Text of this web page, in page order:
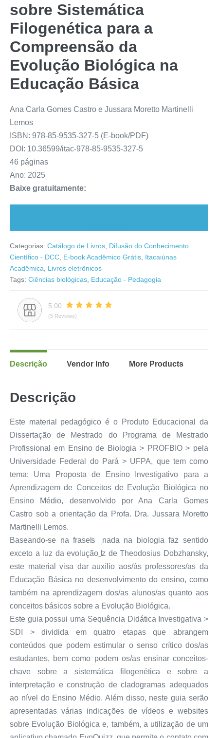
sobre Sistemática
Filogenética para a
Compreensão da
Evolução Biológica na
Educação Básica
Ana Carla Gomes Castro e Jussara Moretto Martinelli
Lemos
ISBN: 978-85-9535-327-5 (E-book/PDF)
DOI: 10.36599/itac-978-85-9535-327-5
46 páginas
Ano: 2025
Baixe gratuitamente:
Categorias: Catálogo de Livros, Difusão do Conhecimento
Científico - DCC, E-book Acadêmico Grátis, Itacaiúnas
Acadêmica, Livros eletrônicos
Tags: Ciências biológicas, Educação - Pedagogia
5.00
(5 Reviews)
Descrição Vendor Info More Products
Descrição
Este material pedagógico é o Produto Educacional da
Dissertação de Mestrado do Programa de Mestrado
Profissional em Ensino de Biologia ˃ PROFBIO ˃ pela
Universidade Federal do Pará ˃ UFPA, que tem como
tema: Uma Proposta de Ensino Investigativo para a
Aprendizagem de Conceitos de Evolução Biológica no
Ensino Médio, desenvolvido por Ana Carla Gomes
Castro sob a orientação da Profa. Dra. Jussara Moretto
Martinelli Lemos.
Baseando-se na fraseʪ ˌnada na biologia faz sentido
exceto a luz da evoluçãoˍʫ de Theodosius Dobzhansky,
este material visa dar auxílio aos/às professores/as da
Educação Básica no desenvolvimento do ensino, como
também na aprendizagem dos/as alunos/as quanto aos
conceitos básicos sobre a Evolução Biológica.
Este guia possui uma Sequência Didática Investigativa ˃
SDI ˃ dividida em quatro etapas que abrangem
conteúdos que podem estimular o senso crítico dos/as
estudantes, bem como podem os/as ensinar conceitos-
chave sobre a sistemática filogenética e sobre a
interpretação e construção de cladogramas adequados
ao nível do Ensino Médio. Além disso, neste guia serão
apresentadas várias indicações de vídeos e websites
sobre Evolução Biológica e, também, a utilização de um